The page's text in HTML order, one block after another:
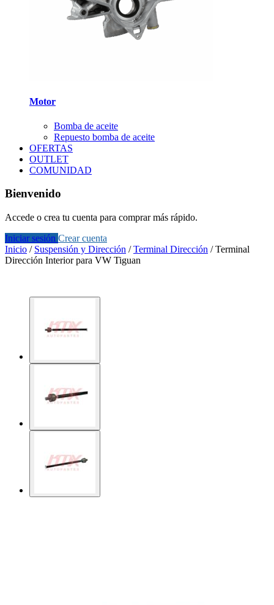
Motor
Bomba de aceite
Repuesto bomba de aceite
OFERTAS
OUTLET
COMUNIDAD
Bienvenido
Accede o crea tu cuenta para comprar más rápido.
Iniciar sesión Crear cuenta
Inicio / Suspensión y Dirección /Terminal Dirección /Terminal
Dirección Interior para VW Tiguan